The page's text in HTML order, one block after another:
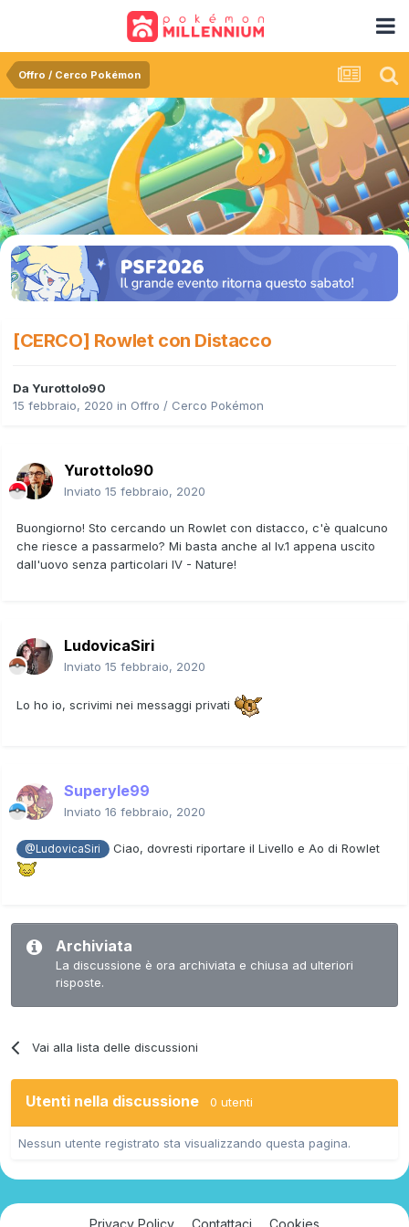
Offro / Cerco Pokémon
[CERCO] Rowlet con Distacco
Da Yurottolo90
15 febbraio, 2020 in Offro / Cerco Pokémon
Yurottolo90
Inviato 15 febbraio, 2020
Buongiorno! Sto cercando un Rowlet con distacco, c'è qualcuno
che riesce a passarmelo? Mi basta anche al lv.1 appena uscito
dall'uovo senza particolari IV - Nature!
LudovicaSiri
Inviato 15 febbraio, 2020
Lo ho io, scrivimi nei messaggi privati
Superyle99
Inviato 16 febbraio, 2020
@LudovicaSiri Ciao, dovresti riportare il Livello e Ao di Rowlet
Archiviata
La discussione è ora archiviata e chiusa ad ulteriori
risposte.
Vai alla lista delle discussioni
Utenti nella discussione 0 utenti
Nessun utente registrato sta visualizzando questa pagina.
Privacy Policy Contattaci Cookies